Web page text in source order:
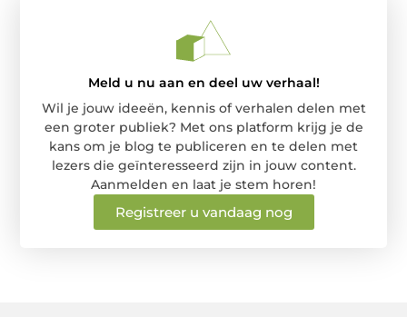
Meld u nu aan en deel uw verhaal!
Wil je jouw ideeën, kennis of verhalen delen met
een groter publiek? Met ons platform krijg je de
kans om je blog te publiceren en te delen met
lezers die geïnteresseerd zijn in jouw content.
Aanmelden en laat je stem horen!
Registreer u vandaag nog